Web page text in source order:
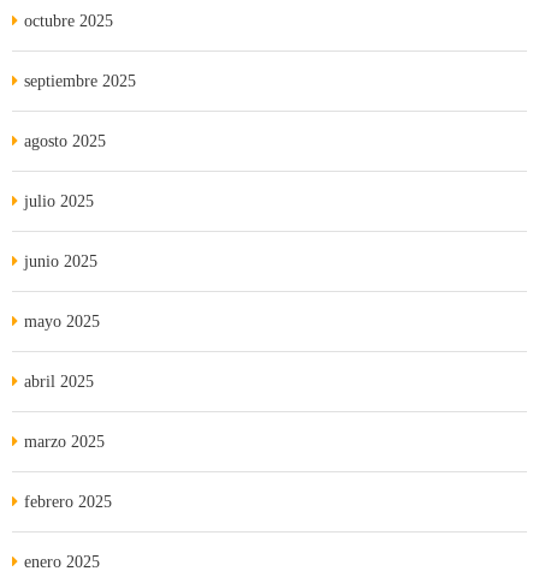
octubre 2025
septiembre 2025
agosto 2025
julio 2025
junio 2025
mayo 2025
abril 2025
marzo 2025
febrero 2025
enero 2025